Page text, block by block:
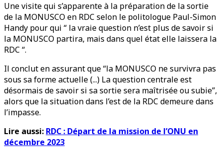
Une visite qui s’apparente à la préparation de la sortie
de la MONUSCO en RDC selon le politologue Paul-Simon
Handy pour qui “ la vraie question n’est plus de savoir si
la MONUSCO partira, mais dans quel état elle laissera la
RDC “.
Il conclut en assurant que “la MONUSCO ne survivra pas
sous sa forme actuelle (...) La question centrale est
désormais de savoir si sa sortie sera maîtrisée ou subie”,
alors que la situation dans l’est de la RDC demeure dans
l’impasse.
Lire aussi: RDC : Départ de la mission de l’ONU en
décembre 2023